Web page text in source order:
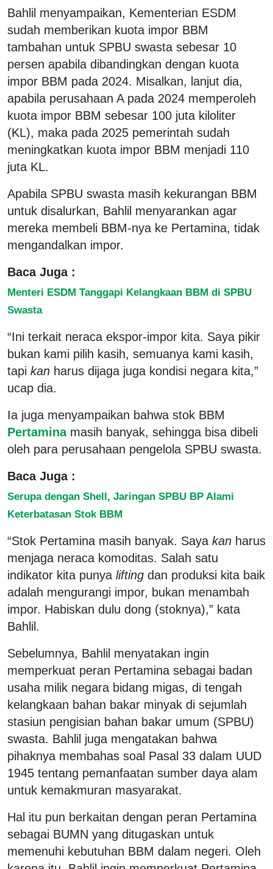
Bahlil menyampaikan, Kementerian ESDM
sudah memberikan kuota impor BBM
tambahan untuk SPBU swasta sebesar 10
persen apabila dibandingkan dengan kuota
impor BBM pada 2024. Misalkan, lanjut dia,
apabila perusahaan A pada 2024 memperoleh
kuota impor BBM sebesar 100 juta kiloliter
(KL), maka pada 2025 pemerintah sudah
meningkatkan kuota impor BBM menjadi 110
juta KL.
Apabila SPBU swasta masih kekurangan BBM
untuk disalurkan, Bahlil menyarankan agar
mereka membeli BBM-nya ke Pertamina, tidak
mengandalkan impor.
Baca Juga :
Menteri ESDM Tanggapi Kelangkaan BBM di SPBU
Swasta
“Ini terkait neraca ekspor-impor kita. Saya pikir
bukan kami pilih kasih, semuanya kami kasih,
tapi kan harus dijaga juga kondisi negara kita,”
ucap dia.
Ia juga menyampaikan bahwa stok BBM
Pertamina masih banyak, sehingga bisa dibeli
oleh para perusahaan pengelola SPBU swasta.
Baca Juga :
Serupa dengan Shell, Jaringan SPBU BP Alami
Keterbatasan Stok BBM
“Stok Pertamina masih banyak. Saya kan harus
menjaga neraca komoditas. Salah satu
indikator kita punya lifting dan produksi kita baik
adalah mengurangi impor, bukan menambah
impor. Habiskan dulu dong (stoknya),” kata
Bahlil.
Sebelumnya, Bahlil menyatakan ingin
memperkuat peran Pertamina sebagai badan
usaha milik negara bidang migas, di tengah
kelangkaan bahan bakar minyak di sejumlah
stasiun pengisian bahan bakar umum (SPBU)
swasta. Bahlil juga mengatakan bahwa
pihaknya membahas soal Pasal 33 dalam UUD
1945 tentang pemanfaatan sumber daya alam
untuk kemakmuran masyarakat.
Hal itu pun berkaitan dengan peran Pertamina
sebagai BUMN yang ditugaskan untuk
memenuhi kebutuhan BBM dalam negeri. Oleh